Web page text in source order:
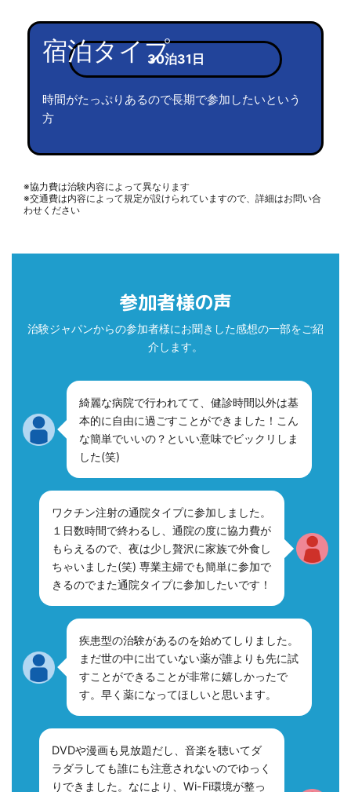
宿泊タイプ30泊31日
時間がたっぷりあるので長期で参加したいという
方
※協力費は治験内容によって異なります
※交通費は内容によって規定が設けられていますので、詳細はお問い合
わせください
参加者様の声
治験ジャパンからの参加者様にお聞きした感想の一部をご紹
介します。
綺麗な病院で行われてて、健診時間以外は基
本的に自由に過ごすことができました！こん
な簡単でいいの？といい意味でビックリしま
した(笑)
ワクチン注射の通院タイプに参加しました。
１日数時間で終わるし、通院の度に協力費が
もらえるので、夜は少し贅沢に家族で外食し
ちゃいました(笑) 専業主婦でも簡単に参加で
きるのでまた通院タイプに参加したいです！
疾患型の治験があるのを始めてしりました。
まだ世の中に出ていない薬が誰よりも先に試
すことができることが非常に嬉しかったで
す。早く薬になってほしいと思います。
DVDや漫画も見放題だし、音楽を聴いてダ
ラダラしても誰にも注意されないのでゆっく
りできました。なにより、Wi-Fi環境が整っ